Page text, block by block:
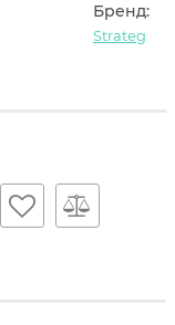
Бренд:
Strateg